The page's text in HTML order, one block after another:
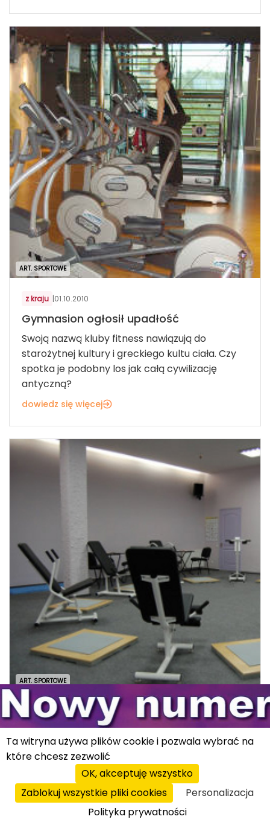
ART. SPORTOWE
z kraju |01.10.2010
Gymnasion ogłosił upadłość
Swoją nazwą kluby fitness nawiązują do
starożytnej kultury i greckiego kultu ciała. Czy
spotka je podobny los jak całą cywilizację
antyczną?
dowiedz się więcej
ART. SPORTOWE
z kraju |03.07.2010
Pierwsze FitCurves pojawią się w Polsce
do października
Międzynarodowa sieć siłowni dla pań do końca
roku zawita do Poznania i Rzeszowa.
dowiedz się więcej
Ta witryna używa plików cookie i pozwala wybrać na
które chcesz zezwolić
OK, akceptuję wszystko
Zablokuj wszystkie pliki cookies
Personalizacja
Polityka prywatności